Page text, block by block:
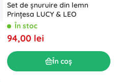
Set de șnuruire din lemn
Prințesa LUCY & LEO
În stoc
94,00 lei
În coș